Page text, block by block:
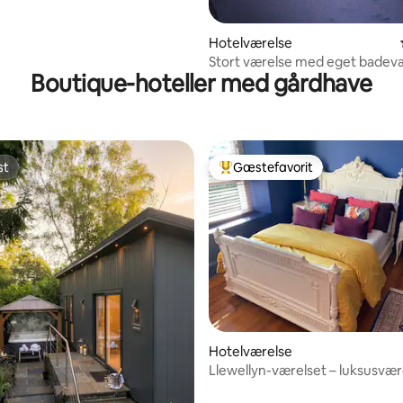
Hotelværelse
Stort værelse med eget
tekøkken
Boutique-hoteller med gårdhave
bedømmelse, 20 omtaler
Bedste gæstefavorit
Gæstefavorit
Hotelværelse
Llewellyn-værelset –